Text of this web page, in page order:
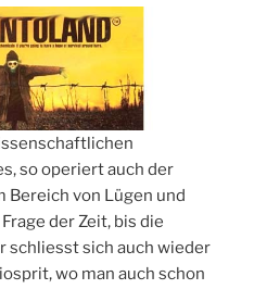
so operiert auch der
Bereich von Lügen und
der Zeit, bis die
schliesst sich auch wieder
wo man auch schon